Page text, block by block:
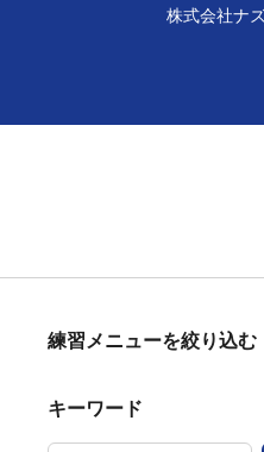
株式会社ナ
練習メニューを絞り込む
キーワード